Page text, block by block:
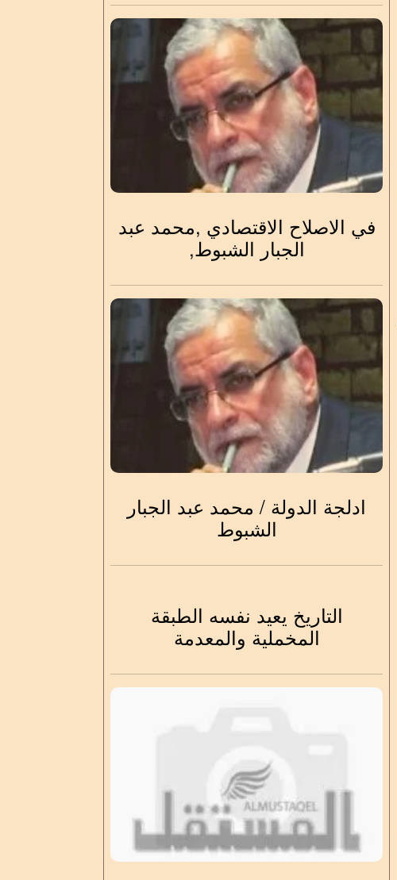
في الاصلاح الاقتصادي ,محمد عبد
الجبار الشبوط,
ادلجة الدولة / محمد عبد الجبار
الشبوط
التاريخ يعيد نفسه الطبقة
المخملية والمعدمة